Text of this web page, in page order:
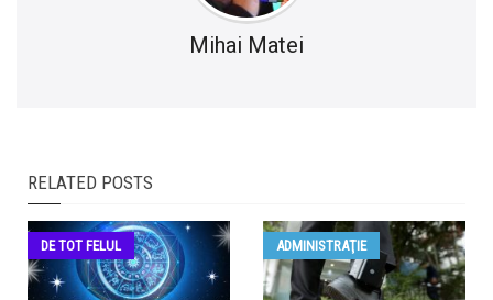
Mihai Matei
RELATED POSTS
DE TOT FELUL ADMINISTRAŢIE